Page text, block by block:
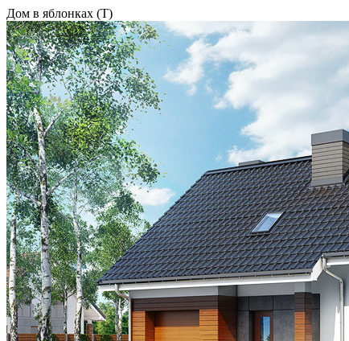
Дом в яблонках (Т)